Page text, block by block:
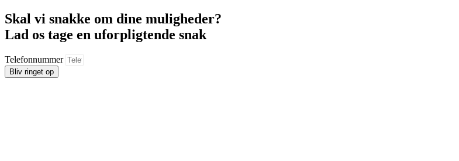
Skal vi snakke om dine muligheder?
Lad os tage en uforpligtende snak
Telefonnummer
Bliv ringet op